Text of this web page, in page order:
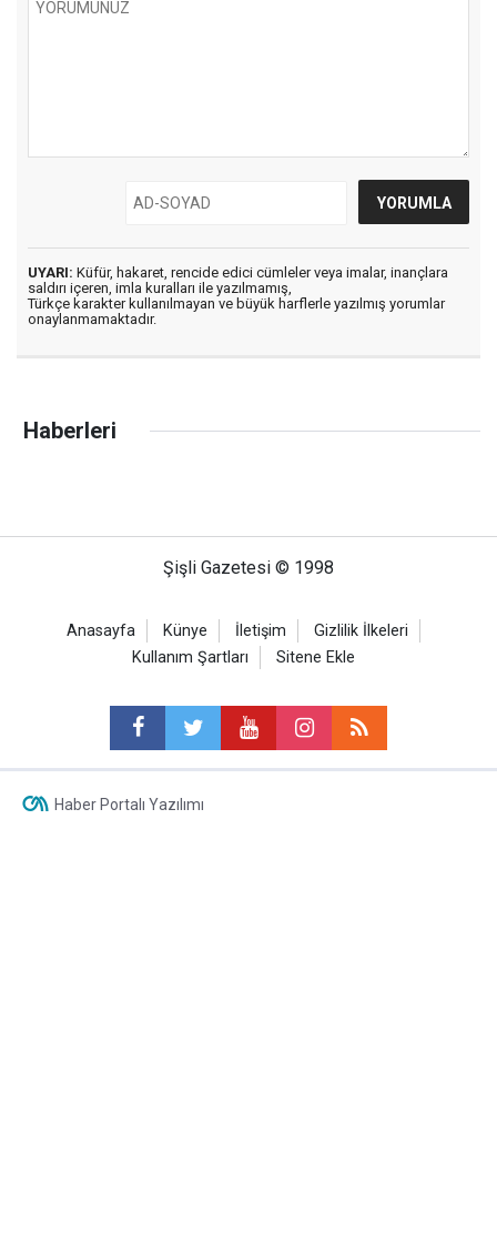
UYARI: Küfür, hakaret, rencide edici cümleler veya imalar, inançlara
saldırı içeren, imla kuralları ile yazılmamış,
Türkçe karakter kullanılmayan ve büyük harflerle yazılmış yorumlar
onaylanmamaktadır.
Haberleri
Şişli Gazetesi © 1998
Anasayfa Künye İletişim
Gizlilik İlkeleri
Kullanım Şartları
Sitene Ekle
Haber Portalı Yazılımı